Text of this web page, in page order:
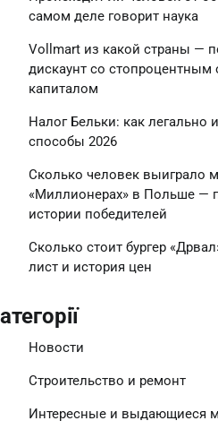
самом деле говорит наука
Vollmart из какой страны —
дискаунт со стопроцентным
капиталом
Налог Бельки: как легально
способы 2026
Сколько человек выиграло
«Миллионерах» в Польше —
истории победителей
Сколько стоит бургер
лист и история цен
Новости
Строительство и ремонт
Интересные и выдающиеся